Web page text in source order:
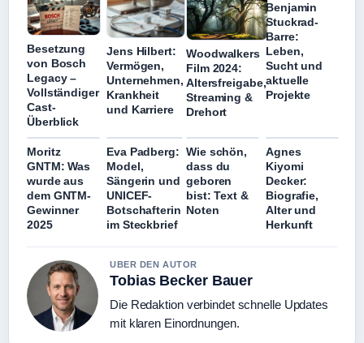
Besetzung
von Bosch
Legacy –
Vollständiger
Cast-
Überblick
Jens Hilbert:
Vermögen,
Unternehmen,
Krankheit
und Karriere
Woodwalkers
Film 2024:
Altersfreigabe,
Streaming &
Drehort
Benjamin
Stuckrad-
Barre:
Leben,
Sucht und
aktuelle
Projekte
Moritz
GNTM: Was
wurde aus
dem GNTM-
Gewinner
2025
Eva Padberg:
Model,
Sängerin und
UNICEF-
Botschafterin
im Steckbrief
Wie schön,
dass du
geboren
bist: Text &
Noten
Agnes
Kiyomi
Decker:
Biografie,
Alter und
Herkunft
UBER DEN AUTOR
Tobias Becker Bauer
Die Redaktion verbindet schnelle Updates
mit klaren Einordnungen.